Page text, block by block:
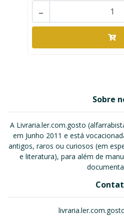
-
Sobre
A Livraria.ler.com.gosto
em Junho 2011 e está
antigos, raros ou curiosos (em
e literatura), para além de